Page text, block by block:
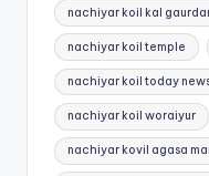
nachiyar koil kal
nachiyar koil temple
nachiyar koil today
nachiyar koil woraiyur
nachiyar kovil agasa